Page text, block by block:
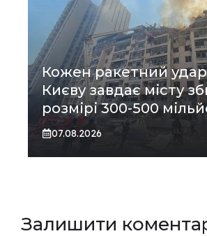
Кожен ракетний
Києву завдає місту
розмірі 300-500
07.08.2026
Залишити